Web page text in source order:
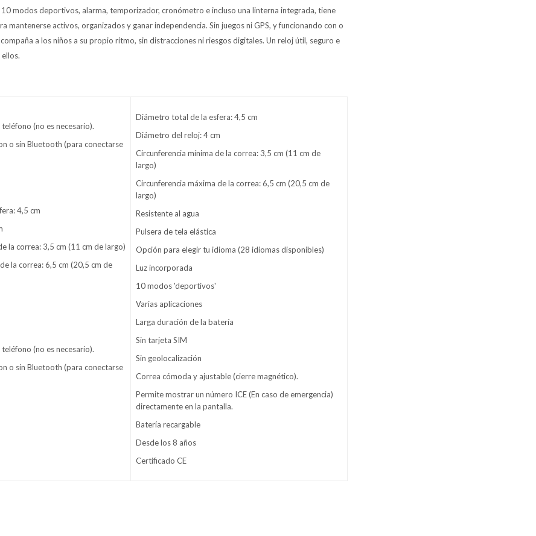
modos deportivos, alarma, temporizador, cronómetro e incluso una linterna integrada, tiene
mantenerse activos, organizados y ganar independencia. Sin juegos ni GPS, y funcionando con o
a los niños a su propio ritmo, sin distracciones ni riesgos digitales. Un reloj útil, seguro e
(no es necesario).
o sin Bluetooth (para conectarse
4,5 cm
la correa: 3,5 cm (11 cm de largo)
la correa: 6,5 cm (20,5 cm de
(no es necesario).
o sin Bluetooth (para conectarse
Diámetro total de la esfera: 4,5 cm
Diámetro del reloj: 4 cm
Circunferencia mínima de la correa: 3,5 cm (11 cm de
largo)
Circunferencia máxima de la correa: 6,5 cm (20,5 cm de
largo)
Resistente al agua
Pulsera de tela elástica
Opción para elegir tu idioma (28 idiomas disponibles)
Luz incorporada
10 modos 'deportivos'
Varias aplicaciones
Larga duración de la batería
Sin tarjeta SIM
Sin geolocalización
Correa cómoda y ajustable (cierre magnético).
Permite mostrar un número ICE (En caso de emergencia)
directamente en la pantalla.
Batería recargable
Desde los 8 años
Certificado CE